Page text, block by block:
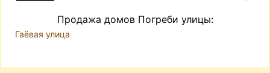
Продажа домов Погреби улицы:
Гаёвая улица